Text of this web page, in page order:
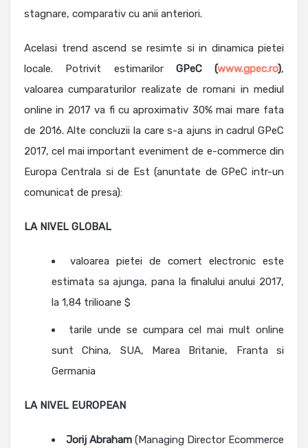
stagnare, comparativ cu anii anteriori.
Acelasi trend ascend se resimte si in dinamica pietei
locale. Potrivit estimarilor GPeC (www.gpec.ro),
valoarea cumparaturilor realizate de romani in mediul
online in 2017 va fi cu aproximativ 30% mai mare fata
de 2016. Alte concluzii la care s-a ajuns in cadrul GPeC
2017, cel mai important eveniment de e-commerce din
Europa Centrala si de Est (anuntate de GPeC intr-un
comunicat de presa):
LA NIVEL GLOBAL
valoarea pietei de comert electronic este
estimata sa ajunga, pana la finalului anului 2017,
la 1,84 trilioane $
tarile unde se cumpara cel mai mult online
sunt China, SUA, Marea Britanie, Franta si
Germania
LA NIVEL EUROPEAN
Jorij Abraham (Managing Director Ecommerce